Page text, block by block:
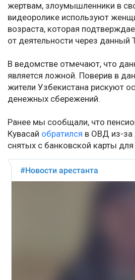
жертвам, злоумышленники в
видеоролике используют
возраста, которая
от деятельности через данный
В ведомстве отмечают, что
является ложной. Поверив в
жители Узбекистана рискуют
денежных сбережений.
Ранее мы сообщали, что
Кувасай обратился в ОВД из-за
снятых с банковской карты